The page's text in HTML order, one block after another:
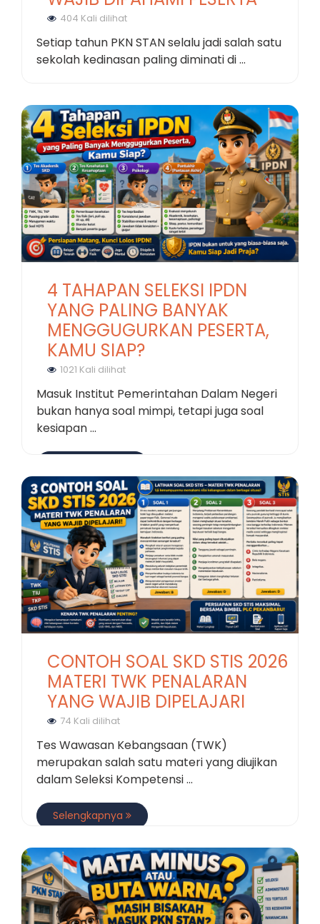
404 Kali dilihat
Setiap tahun PKN STAN selalu jadi salah satu
sekolah kedinasan paling diminati di ...
4 TAHAPAN SELEKSI IPDN
YANG PALING BANYAK
MENGGUGURKAN PESERTA,
KAMU SIAP?
1021 Kali dilihat
Masuk Institut Pemerintahan Dalam Negeri
bukan hanya soal mimpi, tetapi juga soal
kesiapan ...
CONTOH SOAL SKD STIS 2026
MATERI TWK PENALARAN
YANG WAJIB DIPELAJARI
74 Kali dilihat
Tes Wawasan Kebangsaan (TWK)
merupakan salah satu materi yang diujikan
dalam Seleksi Kompetensi ...
Selengkapnya